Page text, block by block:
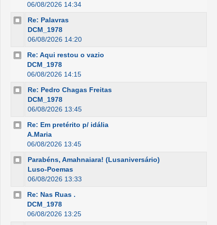
06/08/2026 14:34
Re: Palavras
DCM_1978
06/08/2026 14:20
Re: Aqui restou o vazio
DCM_1978
06/08/2026 14:15
Re: Pedro Chagas Freitas
DCM_1978
06/08/2026 13:45
Re: Em pretérito p/ idália
A.Maria
06/08/2026 13:45
Parabéns, Amahnaiara! (Lusaniversário)
Luso-Poemas
06/08/2026 13:33
Re: Nas Ruas .
DCM_1978
06/08/2026 13:25